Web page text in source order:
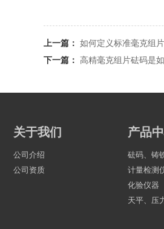
上一篇： 如何定义标准毫克组
下一篇： 高精毫克组片砝码是
关于我们
公司介绍
公司资质
产品
砝码、铸
计量检测
化验仪器
天平、压